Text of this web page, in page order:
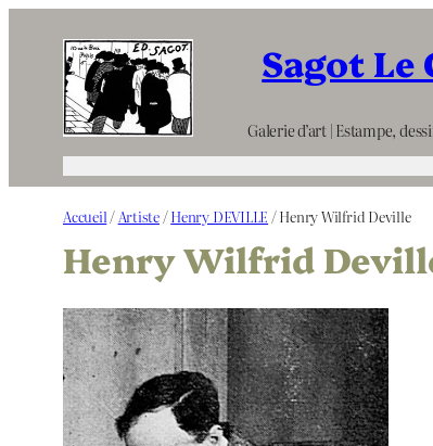
contenu
Sagot Le
Galerie d’art | Estampe,
Accueil / Artiste/Henry DEVILLE / Henry Wilfrid Deville
Henry Wilfrid